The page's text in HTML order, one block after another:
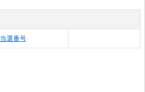
当選番号